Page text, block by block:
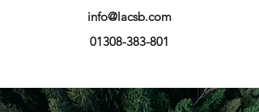
info@lacsb.com
01308-383-801